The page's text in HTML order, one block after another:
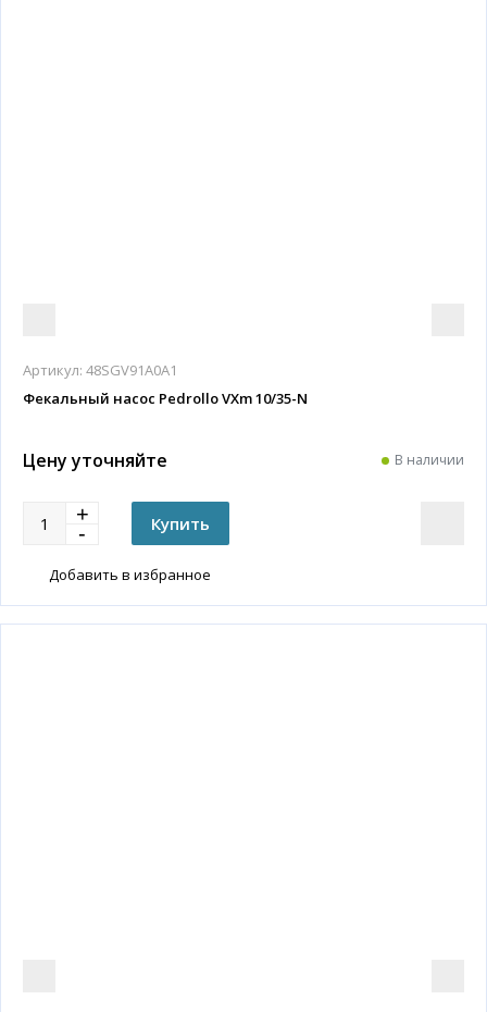
Артикул: 48SGV91A0A1
Фекальный насос Pedrollo VXm 10/35-N
Цену уточняйте В наличии
Добавить в избранное